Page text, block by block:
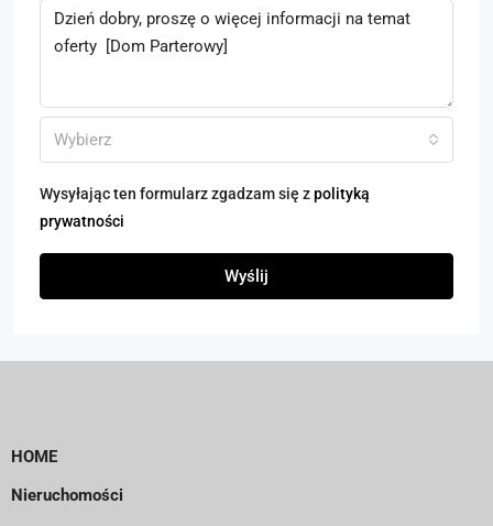
Wybierz
Wysyłając ten formularz zgadzam się zpolityką
prywatności
Wyślij
HOME
Nieruchomości